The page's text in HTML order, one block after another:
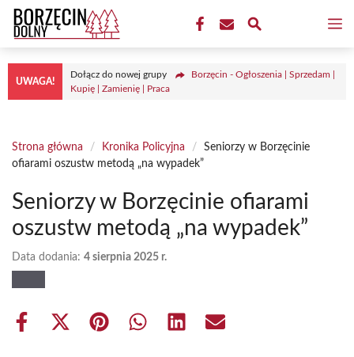
Przejdź
treści
UWAGA!
Dołącz do nowej grupy
Borzęcin - Ogłoszenia | Sprzedam |
Kupię | Zamienię | Praca
Strona główna / Kronika Policyjna /
Seniorzy w Borzęcinie
ofiarami oszustw metodą „na wypadek”
Seniorzy w Borzęcinie ofiarami
oszustw metodą „na wypadek”
Data dodania: 4 sierpnia 2025 r.
Share
Share Share Share Share Share